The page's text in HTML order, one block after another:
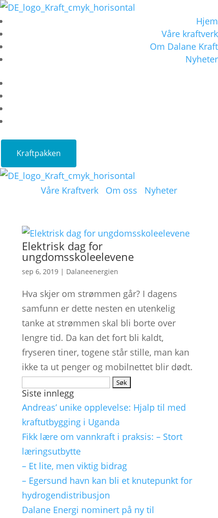
Hjem
Våre kraftverk
Om Dalane Kraft
Nyheter
Kraftpakken
Våre Kraftverk Om oss Nyheter
Elektrisk dag for
ungdomsskoleelevene
sep 6, 2019| Dalaneenergien
Hva skjer om strømmen går? I dagens
samfunn er dette nesten en utenkelig
tanke at strømmen skal bli borte over
lengre tid. Da kan det fort bli kaldt,
fryseren tiner, togene står stille, man kan
ikke ta ut penger og mobilnettet blir dødt.
Søk
etter:
Siste innlegg
Andreas’ unike opplevelse: Hjalp til med
kraftutbygging i Uganda
Fikk lære om vannkraft i praksis: – Stort
læringsutbytte
– Et lite, men viktig bidrag
– Egersund havn kan bli et knutepunkt for
hydrogendistribusjon
Dalane Energi nominert på ny til